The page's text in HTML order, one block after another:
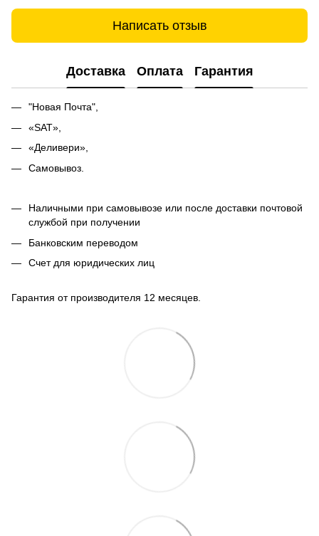
Написать отзыв
Доставка Оплата Гарантия
"Новая Почта",
«SAT»,
«Деливери»,
Самовывоз.
Наличными при самовывозе или после доставки почтовой
службой при получении
Банковским переводом
Счет для юридических лиц
Гарантия от производителя 12 месяцев.